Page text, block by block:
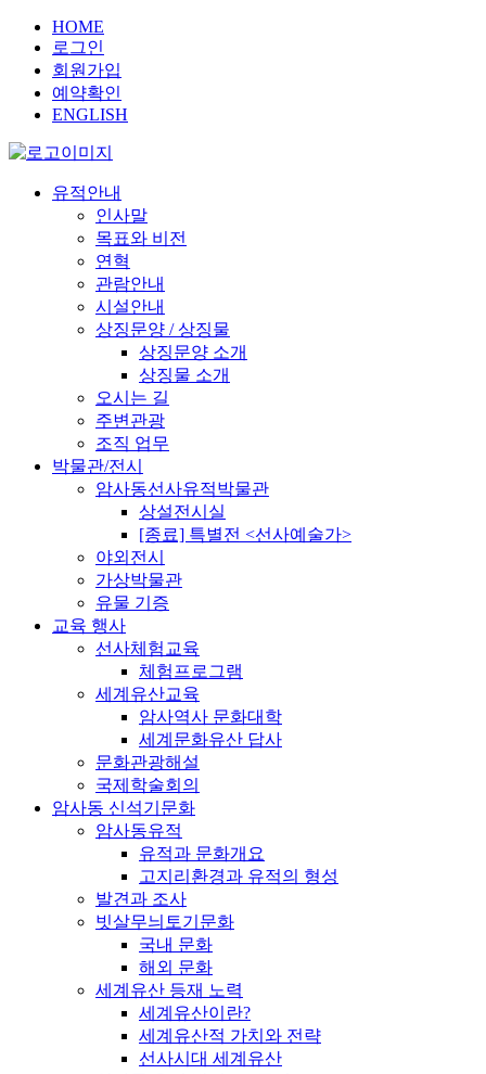
HOME
로그인
회원가입
예약확인
ENGLISH
유적안내
인사말
목표와 비전
연혁
관람안내
시설안내
상징문양 / 상징물
상징문양 소개
상징물 소개
오시는 길
주변관광
조직 업무
박물관/전시
암사동선사유적박물관
상설전시실
[종료] 특별전 <선사예술가>
야외전시
가상박물관
유물 기증
교육 행사
선사체험교육
체험프로그램
세계유산교육
암사역사 문화대학
세계문화유산 답사
문화관광해설
국제학술회의
암사동 신석기문화
암사동유적
유적과 문화개요
고지리환경과 유적의 형성
발견과 조사
빗살무늬토기문화
국내 문화
해외 문화
세계유산 등재 노력
세계유산이란?
세계유산적 가치와 전략
선사시대 세계유산